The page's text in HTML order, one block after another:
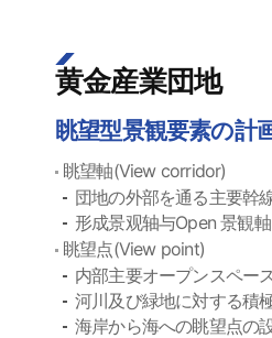
黄金産業団地
眺望型景観要素の計
眺望軸(View corridor)
団地の外部を通る主要幹
形成景观轴与Open 景観
眺望点(View point)
内部主要オープンスペー
河川及び緑地に対する積
海岸から海への眺望点の